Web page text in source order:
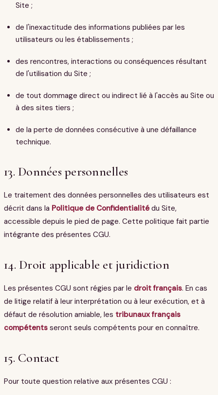
Site ;
de l'inexactitude des informations publiées par les
utilisateurs ou les établissements ;
des rencontres, interactions ou conséquences résultant
de l'utilisation du Site ;
de tout dommage direct ou indirect lié à l'accès au Site ou
à des sites tiers ;
de la perte de données consécutive à une défaillance
technique.
13. Données personnelles
Le traitement des données personnelles des utilisateurs est
décrit dans la Politique de Confidentialitédu Site,
accessible depuis le pied de page. Cette politique fait partie
intégrante des présentes CGU.
14. Droit applicable et juridiction
Les présentes CGU sont régies par le droit français. En cas
de litige relatif à leur interprétation ou à leur exécution, et à
défaut de résolution amiable, les tribunaux français
compétents seront seuls compétents pour en connaître.
15. Contact
Pour toute question relative aux présentes CGU :